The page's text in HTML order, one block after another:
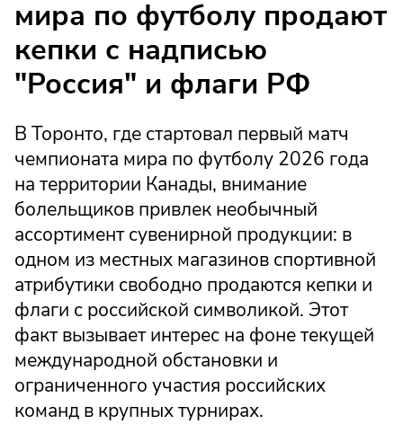
мира по футболу продают
кепки с надписью
"Россия" и флаги РФ
В Торонто, где стартовал первый матч
чемпионата мира по футболу 2026 года
на территории Канады, внимание
болельщиков привлек необычный
ассортимент сувенирной продукции: в
одном из местных магазинов спортивной
атрибутики свободно продаются кепки и
флаги с российской символикой. Этот
факт вызывает интерес на фоне текущей
международной обстановки и
ограниченного участия российских
команд в крупных турнирах.